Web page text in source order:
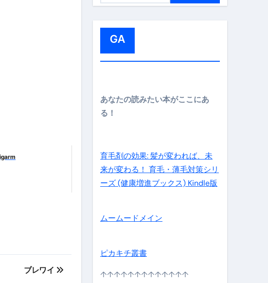
】
●●をしないとこの先さらに貧しくなります。【 竹花貴騎 切り抜き 会社員
士 #法律
ブレワイ
GA
あなたの読みたい本がここにあ
る！
育毛剤の効果: 髪が変われば、未
来が変わる！ 育毛・薄毛対策シリ
ーズ (健康増進ブックス) Kindle版
ムームードメイン
ピカキチ叢書
↑↑↑↑↑↑↑↑↑↑↑↑↑